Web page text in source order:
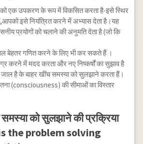
को एक उपकरण के रूप में विकसित करता है-इसे स्थिर
इसे नियंत्रित करने में अभ्यास देता है।यह
प्रयोगों को चलाने की अनुमति देता है (जो कि
बेहतर गणित करने के लिए भी कर सकते हैं ।
करने में मदद करता और नए निष्कर्षों का सुझाव है
जाल है के बाहर खींच समस्या को सुलझाने करता हैं।
(consciousness) की सीमाओं का विस्तार
को सुलझाने की प्रक्रिया
the problem solving